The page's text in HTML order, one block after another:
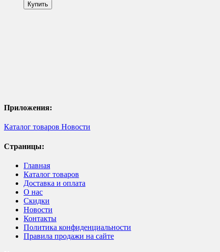
Приложения:
Каталог товаров Новости
Страницы:
Главная
Каталог товаров
Доставка и оплата
О нас
Скидки
Новости
Контакты
Политика конфиденциальности
Правила продажи на сайте